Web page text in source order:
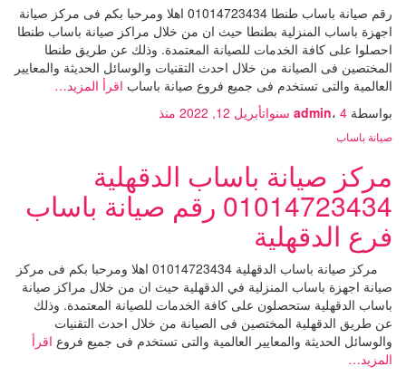
رقم صيانة باساب طنطا 01014723434 اهلا ومرحبا بكم فى مركز صيانة
اجهزة باساب المنزلية بطنطا حيث ان من خلال مراكز صيانة باساب طنطا
احصلوا على كافة الخدمات للصيانة المعتمدة. وذلك عن طريق طنطا
المختصين فى الصيانة من خلال احدث التقنيات والوسائل الحديثة والمعايير
العالمية والتى تستخدم فى جميع فروع صيانة باساب اقرأ المزيد…
بواسطة
admin، 4 سنوات أبريل 12, 2022 منذ
صيانة باساب
مركز صيانة باساب الدقهلية
01014723434 رقم صيانة باساب
فرع الدقهلية
مركز صيانة باساب الدقهلية 01014723434 اهلا ومرحبا بكم فى مركز
صيانة اجهزة باساب المنزلية في الدقهلية حيث ان من خلال مراكز صيانة
باساب الدقهلية ستحصلون على كافة الخدمات للصيانة المعتمدة. وذلك
عن طريق الدقهلية المختصين فى الصيانة من خلال احدث التقنيات
والوسائل الحديثة والمعايير العالمية والتى تستخدم فى جميع فروع اقرأ
المزيد…